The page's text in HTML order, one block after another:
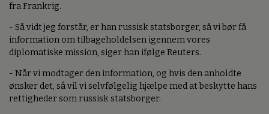
fra Frankrig.
- Så vidt jeg forstår, er han russisk statsborger, så vi bør få
information om tilbageholdelsen igennem vores
diplomatiske mission, siger han ifølge Reuters.
- Når vi modtager den information, og hvis den anholdte
ønsker det, så vil vi selvfølgelig hjælpe med at beskytte hans
rettigheder som russisk statsborger.